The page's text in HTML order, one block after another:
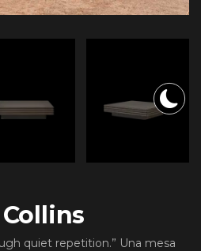
quiet repetition.” Una mesa